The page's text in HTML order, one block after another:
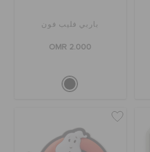
باربي فليب فون
OMR 2.000